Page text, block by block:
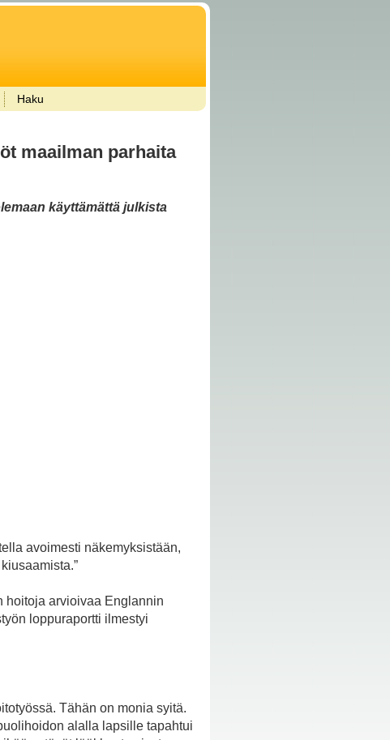
Haku
maailman parhaita
käyttämättä julkista
avoimesti näkemyksistään,
hoitoja arvioivaa Englannin
loppuraportti ilmestyi
Tähän on monia syitä.
alalla lapsille tapahtui